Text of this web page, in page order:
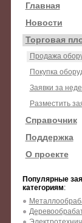
Главная
Новости
Торговая
Продажа
Покупка
Заявки за
Разместить
Справочник
Поддержка
О проекте
Популярные
категориям: